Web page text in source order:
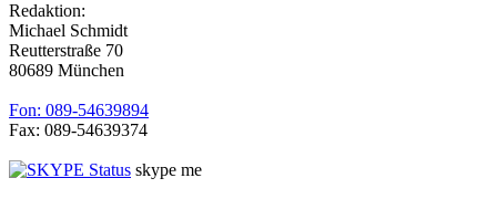
Redaktion:
Michael Schmidt
Reutterstraße 70
80689 München
Fon: 089-54639894
Fax: 089-54639374
skype me